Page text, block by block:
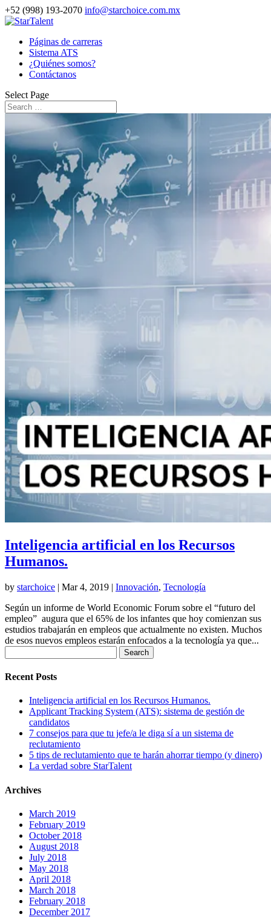
+52 (998) 193-2070 info@starchoice.com.mx
Páginas de carreras
Sistema ATS
¿Quiénes somos?
Contáctanos
Select Page
Inteligencia artificial en los Recursos
Humanos.
by starchoice | Mar 4, 2019 | Innovación, Tecnología
Según un informe de World Economic Forum sobre el “futuro del
empleo” augura que el 65% de los infantes que hoy comienzan sus
estudios trabajarán en empleos que actualmente no existen. Muchos
de esos nuevos empleos estarán enfocados a la tecnología ya que...
for:
Recent Posts
Inteligencia artificial en los Recursos Humanos.
Applicant Tracking System (ATS): sistema de gestión de
candidatos
7 consejos para que tu jefe/a le diga sí a un sistema de
reclutamiento
5 tips de reclutamiento que te harán ahorrar tiempo (y dinero)
La verdad sobre StarTalent
Archives
March 2019
February 2019
October 2018
August 2018
July 2018
May 2018
April 2018
March 2018
February 2018
December 2017